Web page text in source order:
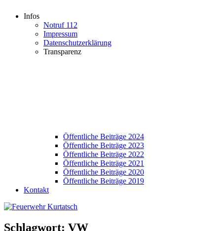
Infos
Notruf 112
Impressum
Datenschutzerklärung
Transparenz
Öffentliche Beiträge 2024
Öffentliche Beiträge 2023
Öffentliche Beiträge 2022
Öffentliche Beiträge 2021
Öffentliche Beiträge 2020
Öffentliche Beiträge 2019
Kontakt
Schlagwort: VW